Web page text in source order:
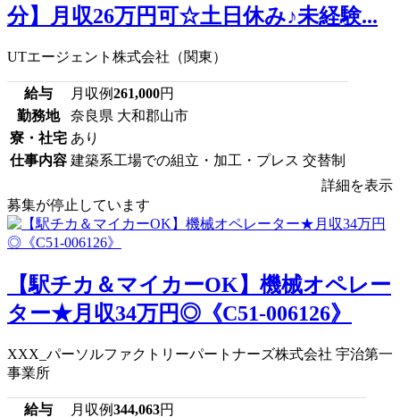
分】月収26万円可☆土日休み♪未経験...
UTエージェント株式会社（関東）
給与 月収例261,000円
勤務地
奈良県 大和郡山市
寮・社宅 あり
仕事内容 建築系工場での組立・加工・プレス 交替制
詳細を表示
募集が停止しています
【駅チカ＆マイカーOK】機械オペレー
ター★月収34万円◎《C51-006126》
XXX_パーソルファクトリーパートナーズ株式会社 宇治第一
事業所
給与 月収例344,063円